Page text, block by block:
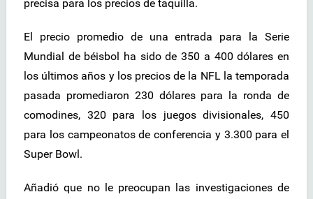
precisa para los precios de taquilla.
El precio promedio de una entrada para la Serie
Mundial de béisbol ha sido de 350 a 400 dólares en
los últimos años y los precios de la NFL la temporada
pasada promediaron 230 dólares para la ronda de
comodines, 320 para los juegos divisionales, 450
para los campeonatos de conferencia y 3.300 para el
Super Bowl.
Añadió que no le preocupan las investigaciones de